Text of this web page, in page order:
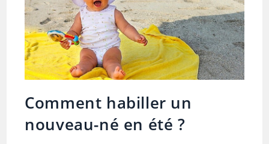
Comment habiller un
nouveau-né en été ?